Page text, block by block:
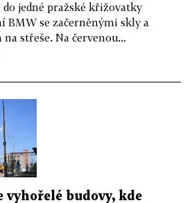
do jedné pražské křižovatky
se začerněnými skly a
střeše. Na červenou...
vyhořelé budovy, kde